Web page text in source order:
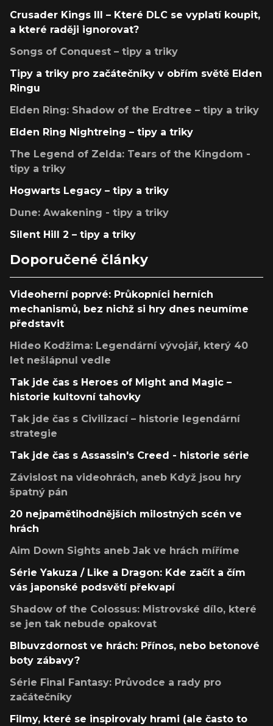
Crusader Kings III – Které DLC se vyplatí koupit,
a které raději ignorovat?
Songs of Conquest – tipy a triky
Tipy a triky pro začátečníky v obřím světě Elden
Ringu
Elden Ring: Shadow of the Erdtree – tipy a triky
Elden Ring Nightreing – tipy a triky
The Legend of Zelda: Tears of the Kingdom -
tipy a triky
Hogwarts Legacy – tipy a triky
Dune: Awakening - tipy a triky
Silent Hill 2 – tipy a triky
Doporučené články
Videoherní poprvé: Průkopníci herních
mechanismů, bez nichž si hry dnes neumíme
představit
Hideo Kodžima: Legendární vývojář, který 40
let nešlápnul vedle
Tak jde čas s Heroes of Might and Magic –
historie kultovní tahovky
Tak jde čas s Civilizací – historie legendární
strategie
Tak jde čas s Assassin's Creed - historie série
Závislost na videohrách, aneb Když jsou hry
špatný pán
20 nejpamětihodnějších milostných scén ve
hrách
Aim Down Sights aneb Jak ve hrách míříme
Série Yakuza / Like a Dragon: Kde začít a čím
vás japonské podsvětí překvapí
Shadow of the Colossus: Mistrovské dílo, které
se jen tak nebude opakovat
Blbuvzdornost ve hrách: Přínos, nebo betonové
boty zábavy?
Série Final Fantasy: Průvodce a rady pro
začátečníky
Filmy, které se inspirovaly hrami (ale často to